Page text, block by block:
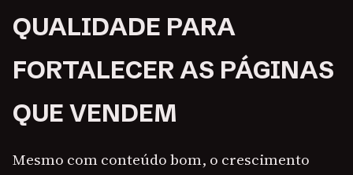
QUALIDADE PARA
FORTALECER AS PÁGINAS
QUE VENDEM
Mesmo com conteúdo bom, o crescimento